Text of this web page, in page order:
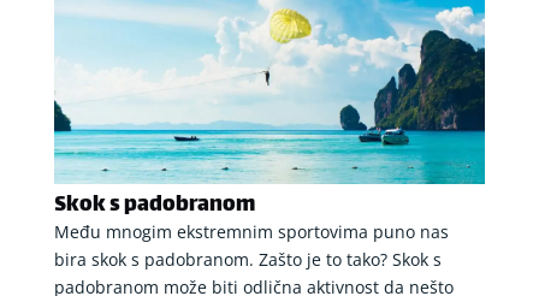
Skok s padobranom
Među mnogim ekstremnim sportovima puno nas
bira skok s padobranom. Zašto je to tako? Skok s
padobranom može biti odlična aktivnost da nešto